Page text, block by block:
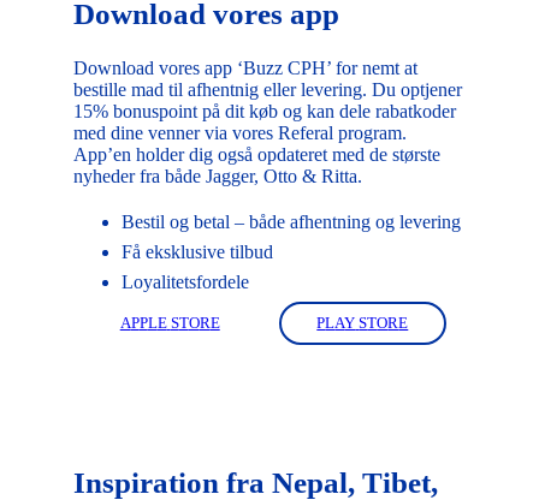
Download vores app
Download vores app ‘Buzz CPH’ for nemt at
bestille mad til afhentnig eller levering. Du optjener
15% bonuspoint på dit køb og kan dele rabatkoder
med dine venner via vores Referal program.
App’en holder dig også opdateret med de største
nyheder fra både Jagger, Otto & Ritta.
Bestil og betal – både afhentning og levering
Få eksklusive tilbud
Loyalitetsfordele
APPLE STORE PLAY STORE
Inspiration fra Nepal, Tibet,